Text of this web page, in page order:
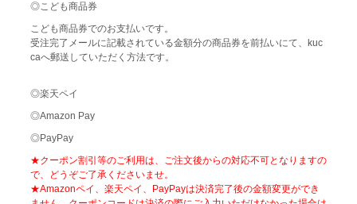
◎こども商品券
こども商品券でのお支払いです。
受注完了メールに記載されている金額分の商品券を前払いにて、kuc
caへ郵送していただく方法です。
◎楽天ペイ
◎Amazon Pay
◎PayPay
★クーポン割引等のご利用は、ご注文後からの対応不可となりますの
で、どうぞご了承くださいませ。
★Amazonペイ、楽天ペイ、PayPayは決済完了後の金額変更ができ